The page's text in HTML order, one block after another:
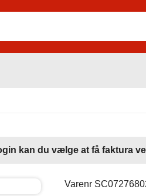
kan du vælge at få faktura
Varenr